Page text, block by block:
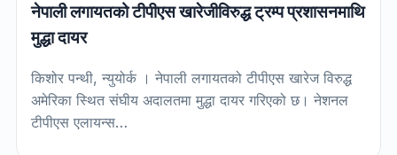
नेपाली लगायतको टीपीएस खारेजीविरुद्ध ट्रम्प प्रशासनमाथि
मुद्धा दायर
किशोर पन्थी, न्युयोर्क । नेपाली लगायतको टीपीएस खारेज विरुद्ध
अमेरिका स्थित संघीय अदालतमा मुद्धा दायर गरिएको छ। नेशनल
टीपीएस एलायन्स…